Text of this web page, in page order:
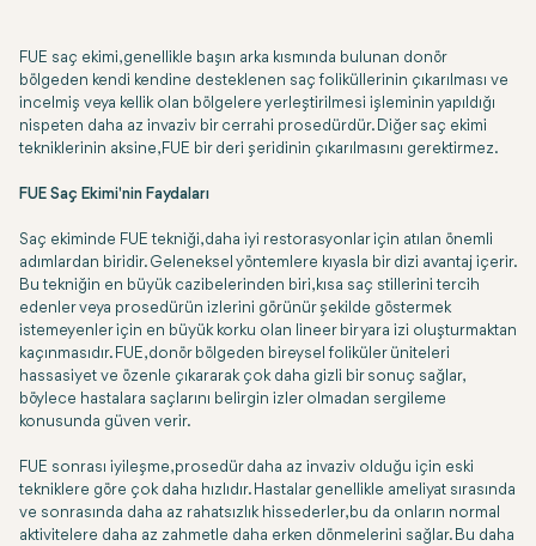
FUE saç ekimi, genellikle başın arka kısmında bulunan donör
bölgeden kendi kendine desteklenen saç foliküllerinin çıkarılması ve
incelmiş veya kellik olan bölgelere yerleştirilmesi işleminin yapıldığı
nispeten daha az invaziv bir cerrahi prosedürdür. Diğer saç ekimi
tekniklerinin aksine, FUE bir deri şeridinin çıkarılmasını gerektirmez.
FUE Saç Ekimi'nin Faydaları
Saç ekiminde FUE tekniği, daha iyi restorasyonlar için atılan önemli
adımlardan biridir. Geleneksel yöntemlere kıyasla bir dizi avantaj içerir.
Bu tekniğin en büyük cazibelerinden biri, kısa saç stillerini tercih
edenler veya prosedürün izlerini görünür şekilde göstermek
istemeyenler için en büyük korku olan lineer bir yara izi oluşturmaktan
kaçınmasıdır. FUE, donör bölgeden bireysel foliküler üniteleri
hassasiyet ve özenle çıkararak çok daha gizli bir sonuç sağlar,
böylece hastalara saçlarını belirgin izler olmadan sergileme
konusunda güven verir.
FUE sonrası iyileşme, prosedür daha az invaziv olduğu için eski
tekniklere göre çok daha hızlıdır. Hastalar genellikle ameliyat sırasında
ve sonrasında daha az rahatsızlık hissederler, bu da onların normal
aktivitelere daha az zahmetle daha erken dönmelerini sağlar. Bu daha